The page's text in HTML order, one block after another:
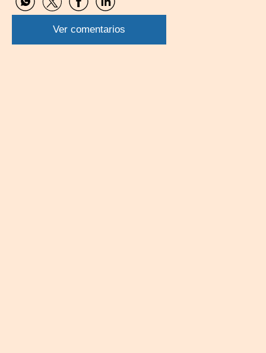
Compartir
por
WhatsApp
Compartir
por
Twitter
Compartir
por
Facebook
Compartir
por
Linkedin
Ver comentarios